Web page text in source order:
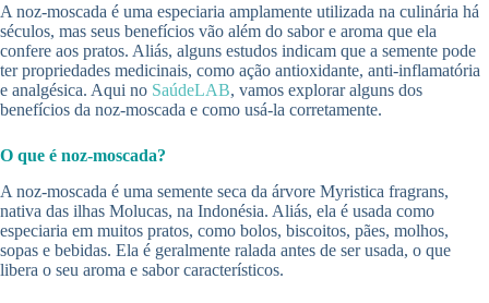
A noz-moscada é uma especiaria amplamente utilizada na culinária há
séculos, mas seus benefícios vão além do sabor e aroma que ela
confere aos pratos. Aliás, alguns estudos indicam que a semente pode
ter propriedades medicinais, como ação antioxidante, anti-inflamatória
e analgésica. Aqui no SaúdeLAB, vamos explorar alguns dos
benefícios da noz-moscada e como usá-la corretamente.
O que é noz-moscada?
A noz-moscada é uma semente seca da árvore Myristica fragrans,
nativa das ilhas Molucas, na Indonésia. Aliás, ela é usada como
especiaria em muitos pratos, como bolos, biscoitos, pães, molhos,
sopas e bebidas. Ela é geralmente ralada antes de ser usada, o que
libera o seu aroma e sabor característicos.